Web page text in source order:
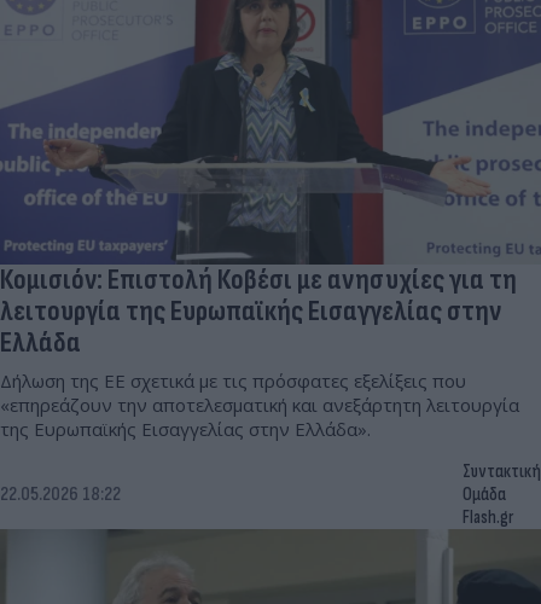
Κομισιόν: Επιστολή Κοβέσι με ανησυχίες για τη
λειτουργία της Ευρωπαϊκής Εισαγγελίας στην
Ελλάδα
Δήλωση της ΕΕ σχετικά με τις πρόσφατες εξελίξεις που
«επηρεάζουν την αποτελεσματική και ανεξάρτητη λειτουργία
της Ευρωπαϊκής Εισαγγελίας στην Ελλάδα».
22.05.2026 18:22
Συντακτική
Ομάδα
Flash.gr